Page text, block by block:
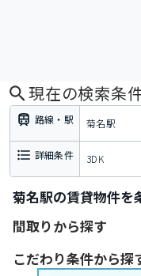
現在の検索条
路線・駅 菊名駅
詳細条件 3DK
菊名駅の賃貸物件を
間取りから探す
こだわり条件から探